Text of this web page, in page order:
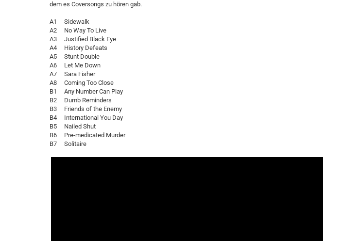
dem es Coversongs zu hören gab.
A1 Sidewalk
A2 No Way To Live
A3 Justified Black Eye
A4 History Defeats
A5 Stunt Double
A6 Let Me Down
A7 Sara Fisher
A8 Coming Too Close
B1 Any Number Can Play
B2 Dumb Reminders
B3 Friends of the Enemy
B4 International You Day
B5 Nailed Shut
B6 Pre-medicated Murder
B7 Solitaire